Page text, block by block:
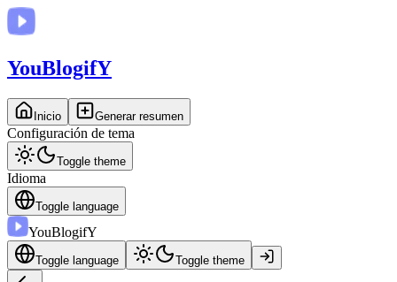
YouBlogifY
Inicio Generar resumen
Configuración de tema
Toggle theme
Idioma
Toggle language
YouBlogifY
Toggle language Toggle theme